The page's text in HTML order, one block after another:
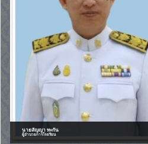
นายสัญญา ทะกัน
ผู้อำนวยการโรงเรียน